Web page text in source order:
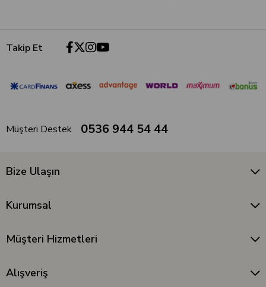
Takip Et
Müşteri Destek 0536 944 54 44
Bize Ulaşın
Kurumsal
Müşteri Hizmetleri
Alışveriş